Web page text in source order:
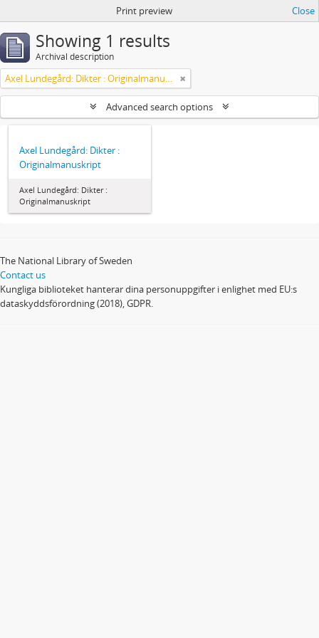
Print preview Close
Showing 1 results
Archival description
Axel Lundegård: Dikter : Originalmanuskript
Advanced search options
Axel Lundegård: Dikter :
Originalmanuskript
Axel Lundegård: Dikter :
Originalmanuskript
The National Library of Sweden
Contact us
Kungliga biblioteket hanterar dina personuppgifter i enlighet med EU:s
dataskyddsförordning (2018), GDPR.